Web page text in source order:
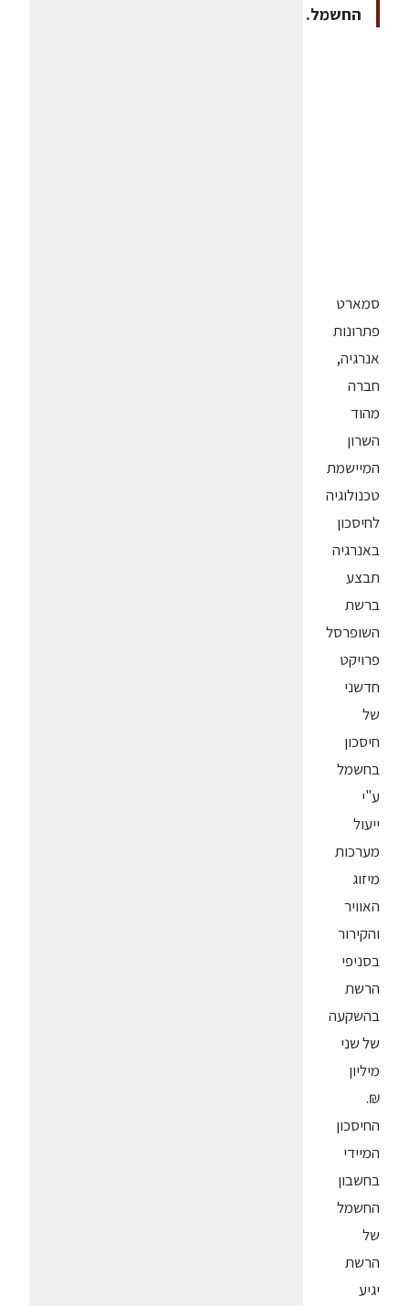
החשמל.
סמארט
פתרונות
אנרגיה,
חברה
מהוד
השרון
המיישמת
טכנולוגיה
לחיסכון
באנרגיה
תבצע
ברשת
השופרסל
פרויקט
חדשני
של
חיסכון
בחשמל
ע"י
ייעול
מערכות
מיזוג
האוויר
והקירור
בסניפי
הרשת
בהשקעה
של שני
מיליון
₪.
החיסכון
המיידי
בחשבון
החשמל
של
הרשת
יגיע